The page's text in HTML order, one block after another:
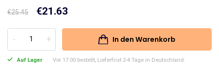
€25.45
Ursprünglicher
Preis
war:
€21.63
Preis
ist:
Care
In den Warenkorb
Auf Lager Vor 17:00 bestellt, Lieferfrist 2-4 Tage in Deutschland.